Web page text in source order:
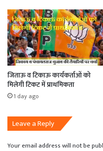
जिताऊ व टिकाऊ कार्यकर्ताओं को
मिलेगी टिकट में प्राथमिकता
1 day ago
Leave a Reply
Your email address will not be